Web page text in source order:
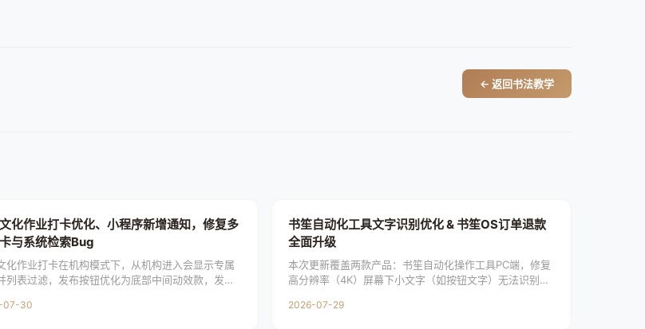
← 返回书法教学
化作业打卡优化、小程序新增通知，修复多
与系统检索Bug
化作业打卡在机构模式下，从机构进入会显示专属
列表过滤，发布按钮优化为底部中间动效款，发布
卡动
07-30
书笙自动化工具文字识别优化 & 书笙OS订单退款
全面升级
本次更新覆盖两款产品：书笙自动化操作工具PC端，修复
高分辨率（4K）屏幕下小文字（如按钮文字）无法识别的
端，
2026-07-29